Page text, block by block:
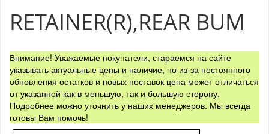
RETAINER(R),REAR BUM
Внимание! Уважаемые покупатели, стараемся на сайте
указывать актуальные цены и наличие, но из-за постоянного
обновления остатков и новых поставок цена может отличаться
от указанной как в меньшую, так и большую сторону.
Подробнее можно уточнить у наших менеджеров. Мы всегда
готовы Вам помочь!